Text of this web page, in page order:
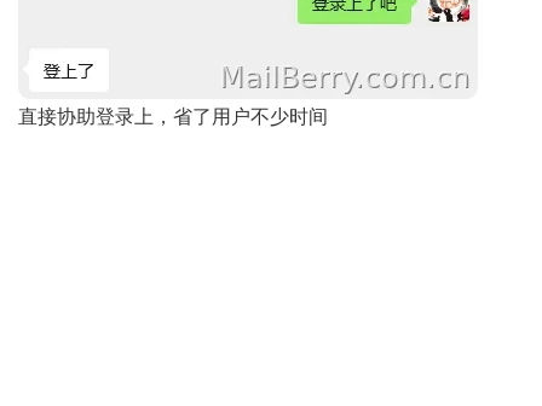
直接协助登录上，省了用户不少时间